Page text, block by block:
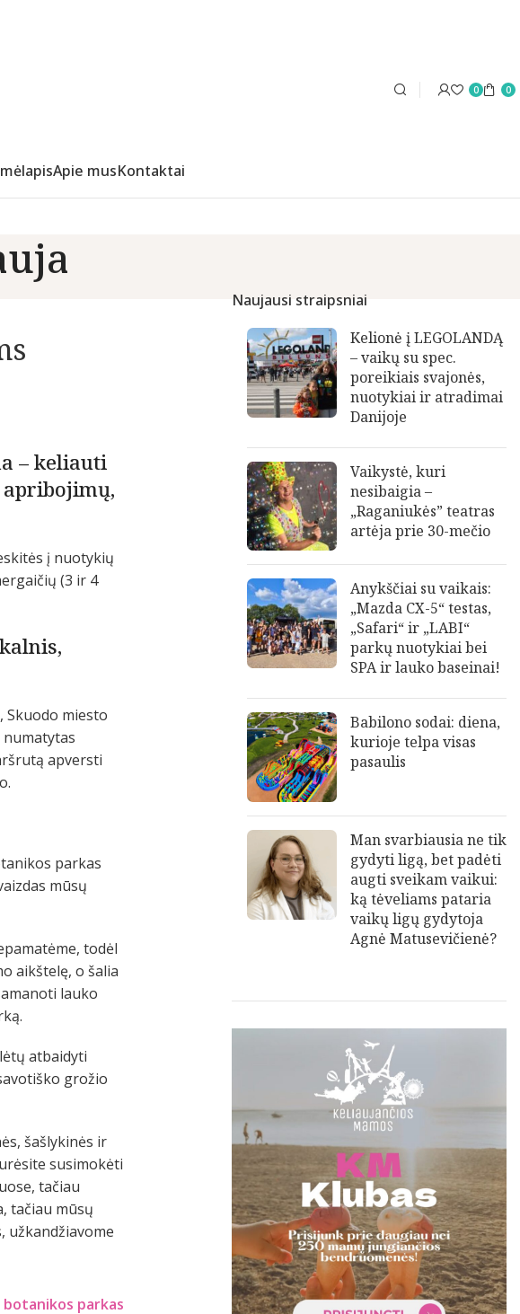
0 0
Apie musKontaktai
– keliauti
į nuotykių
(3 ir 4
Skuodo miesto
apversti
parkas
mūsų
todėl
aikštelę, o šalia
lauko
atbaidyti
grožio
šašlykinės ir
susimokėti
tačiau
tačiau mūsų
užkandžiavome
Naujausi straipsniai
Kelionė į LEGOLANDĄ
– vaikų su spec.
poreikiais svajonės,
nuotykiai ir atradimai
Danijoje
Vaikystė, kuri
nesibaigia –
„Raganiukės” teatras
artėja prie 30-mečio
Anykščiai su vaikais:
„Mazda CX-5“ testas,
„Safari“ ir „LABI“
parkų nuotykiai bei
SPA ir lauko baseinai!
Babilono sodai: diena,
kurioje telpa visas
pasaulis
Man svarbiausia ne tik
gydyti ligą, bet padėti
augti sveikam vaikui:
ką tėveliams pataria
vaikų ligų gydytoja
Agnė Matusevičienė?